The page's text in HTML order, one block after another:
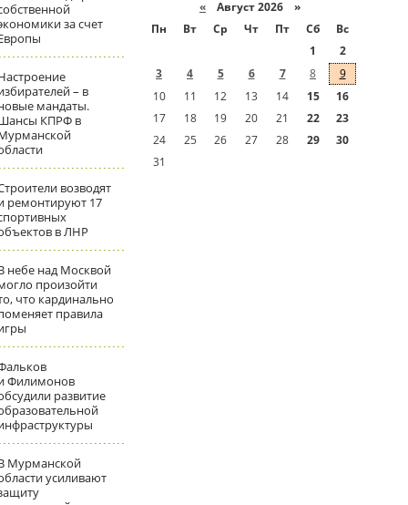
за счет
– в
мандаты.
КПРФ в
возводят
ремонтируют 17
в ЛНР
небе над Москвой
произойти
что кардинально
правила
Филимонов
развитие
Мурманской
усиливают
« Август 2026 »
Пн
Вт Ср Чт Пт Сб
Вс
1
2
3
4 5 6 7 8
9
10
11 12 13 14 15
16
17
18 19 20 21 22
23
24
25 26 27 28 29
30
31